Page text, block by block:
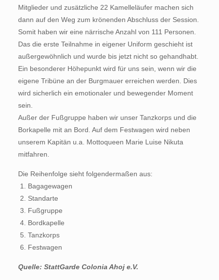
Mitglieder und zusätzliche 22 Kamelleläufer machen sich
dann auf den Weg zum krönenden Abschluss der Session.
Somit haben wir eine närrische Anzahl von 111 Personen.
Das die erste Teilnahme in eigener Uniform geschieht ist
außergewöhnlich und wurde bis jetzt nicht so gehandhabt.
Ein besonderer Höhepunkt wird für uns sein, wenn wir die
eigene Tribüne an der Burgmauer erreichen werden. Dies
wird sicherlich ein emotionaler und bewegender Moment
sein.
Außer der Fußgruppe haben wir unser Tanzkorps und die
Borkapelle mit an Bord. Auf dem Festwagen wird neben
unserem Kapitän u.a. Mottoqueen Marie Luise Nikuta
mitfahren.
Die Reihenfolge sieht folgendermaßen aus:
 1. Bagagewagen
 2. Standarte
 3. Fußgruppe
 4. Bordkapelle
 5. Tanzkorps
 6. Festwagen
Quelle: StattGarde Colonia Ahoj e.V.